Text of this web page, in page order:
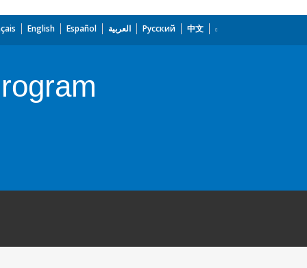
English Español العربية Русский 中文